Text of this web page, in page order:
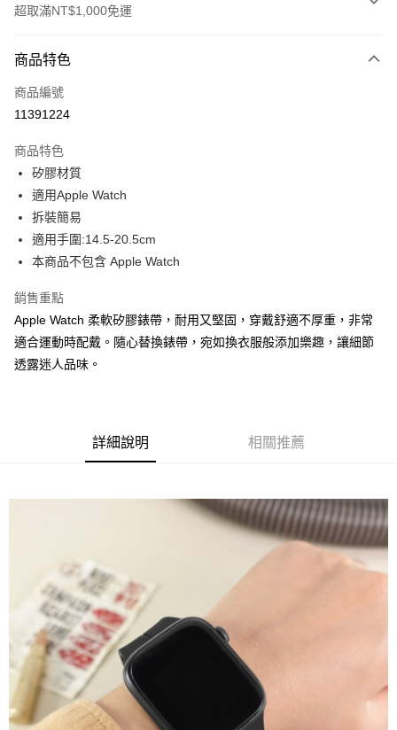
超取滿NT$1,000免運
信用卡一次付款
超商取貨付款
Apple Pay
街口支付
悠遊付
Google Pay
ATM付款
運送方式
全家取貨付款
每筆NT$60，滿NT$1,000(含以上)免運費
每筆NT$60，滿NT$1,000(含以上)免運費
每筆NT$60，滿NT$1,000(含以上)免運費
每筆NT$80，滿NT$1,000(含以上)免運費
商品特色
商品編號
11391224
商品特色
矽膠材質
適用Apple Watch
拆裝簡易
適用手圍:14.5-20.5cm
本商品不包含 Apple Watch
銷售重點
Apple Watch 柔軟矽膠錶帶，耐用又堅固，穿戴舒適不厚重，非常
適合運動時配戴。隨心替換錶帶，宛如換衣服般添加樂趣，讓細節
透露迷人品味。
詳細說明 相關推薦